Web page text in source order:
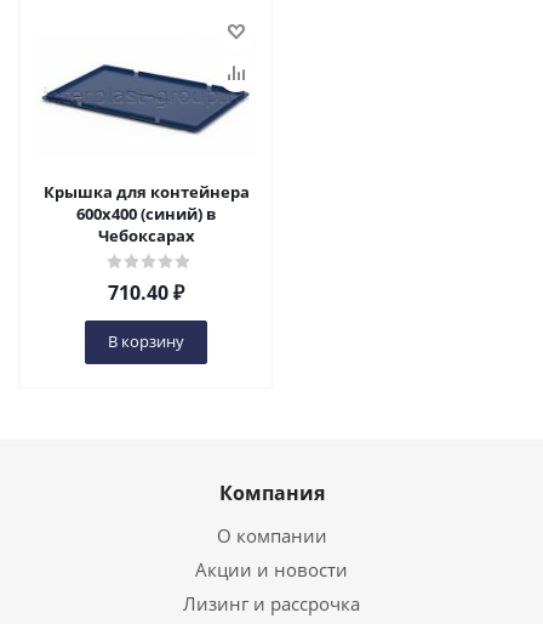
Крышка для контейнера
600х400 (синий) в
Чебоксарах
710.40₽
В корзину
Компания
О компании
Акции и новости
Лизинг и рассрочка